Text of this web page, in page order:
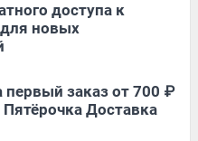
доступа к
новых
первый заказ от 700 ₽
Доставка